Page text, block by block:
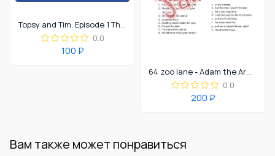
Topsy and Tim. Episode 1 The rainy house.
0.0
100 ₽
64 zoo lane - Adam the Armadillo
0.0
200 ₽
Вам также может понравиться